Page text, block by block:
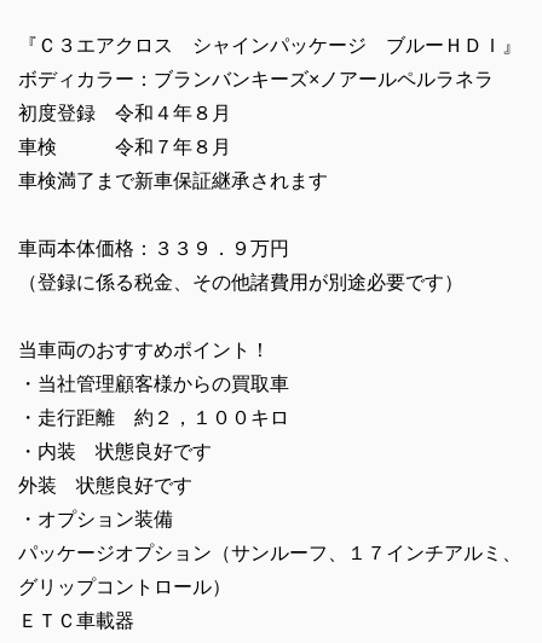
『Ｃ３エアクロス シャインパッケージ ブルーＨＤＩ』
ボディカラー：ブランバンキーズ×ノアールペルラネラ
初度登録 令和４年８月
車検 令和７年８月
車検満了まで新車保証継承されます
車両本体価格：３３９．９万円
（登録に係る税金、その他諸費用が別途必要です）
当車両のおすすめポイント！
・当社管理顧客様からの買取車
・走行距離 約２，１００キロ
・内装 状態良好です
外装 状態良好です
・オプション装備
パッケージオプション（サンルーフ、１７インチアルミ、
グリップコントロール）
ＥＴＣ車載器